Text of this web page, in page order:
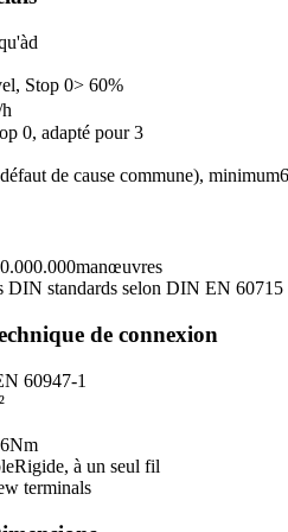
d
Stop 0> 60%
0, adapté pour3
de cause commune), minimum
manœuvres
DIN standards selon DIN EN 60715
de connexion
60947-1
Nm
Rigide, à un seul fil
terminals